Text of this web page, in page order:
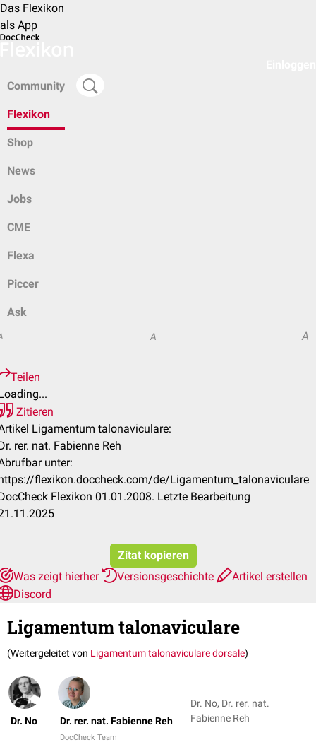
Das Flexikon
als App
Community
Flexikon
Shop
News
Jobs
CME
Flexa
Piccer
Ask
A A
Teilen
Zitieren
Ligamentum talonaviculare:
rer. nat. Fabienne Reh
unter:
flexikon.doccheck.com/de/Ligamentum_talonaviculare
Flexikon 01.01.2008. Letzte Bearbeitung
Zitat kopieren
Was zeigt hierher
Versionsgeschichte
Artikel erstellen
Discord
Ligamentum talonaviculare
(Weitergeleitet von Ligamentum talonaviculare dorsale)
Dr. No Dr. rer. nat. Fabienne Reh
DocCheck Team
Dr. No, Dr. rer. nat.
Fabienne Reh